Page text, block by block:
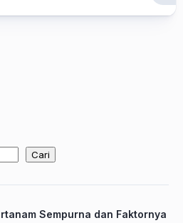
Cari
Sempurna dan Faktornya